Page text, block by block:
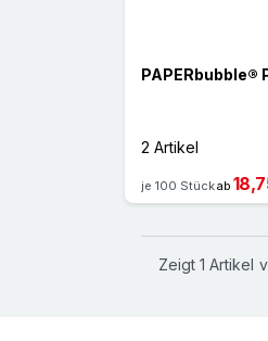
2 Artikel
je 100 Stückab
Zeigt 1 Artikel